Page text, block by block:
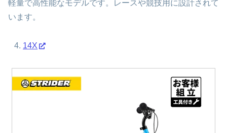
軽量で高性能なモデルです。レースや競技用に設計されて
います。
14X